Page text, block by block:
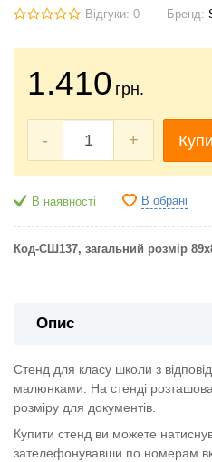
Відгуки: 0 Бренд:
1.410 грн.
- +
В наявності В обрані
Код-СШ137, загальний розмір
Опис
Стенд для класу школи з
малюнками. На стенді
розміру для документів.
Купити стенд ви можете
зателефонувавши по номерам